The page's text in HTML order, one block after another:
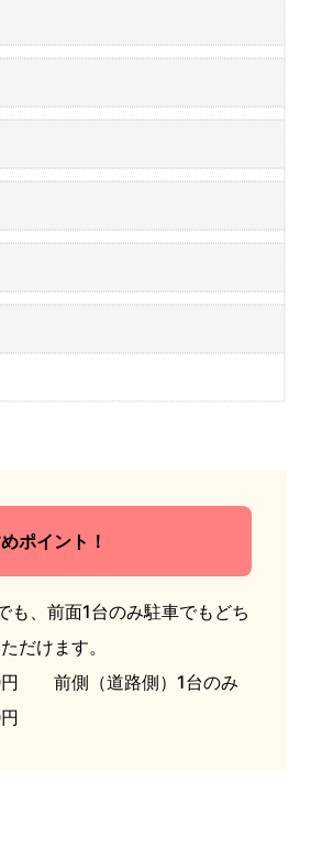
ポイント！
も、前面1台のみ駐車でもどち
だけます。
円 前側（道路側）1台のみ